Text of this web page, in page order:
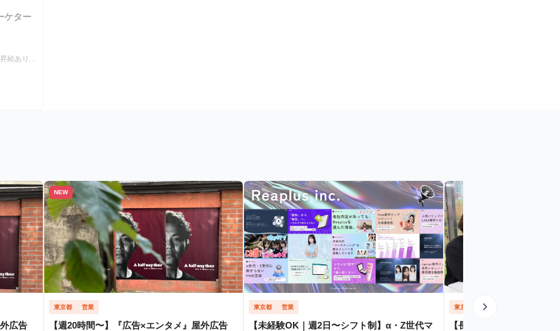
ケター
昇給あり
chevron_right
広告
NEW
東京都 営業
【週20時間〜】『広告×エンタメ』屋外広告
東京都 営業
【未経験OK｜週2日〜シフト制】α・Z世代マ
東京都 マーケティング
【長期インターン】